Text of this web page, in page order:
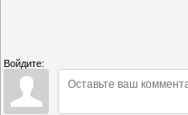
Войдите: